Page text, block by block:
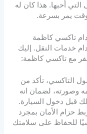
أحبها. هذا كان له
يمر بسرعة.
تاكسي كاظمة
خدمات النقل. إليك
مع تاكسي كاظمة:
التاكسي، تأكد من
وصورته، لضمان انه
قبل دخول السيارة.
حزام الأمان بمجرد
للحفاظ على سلامتك